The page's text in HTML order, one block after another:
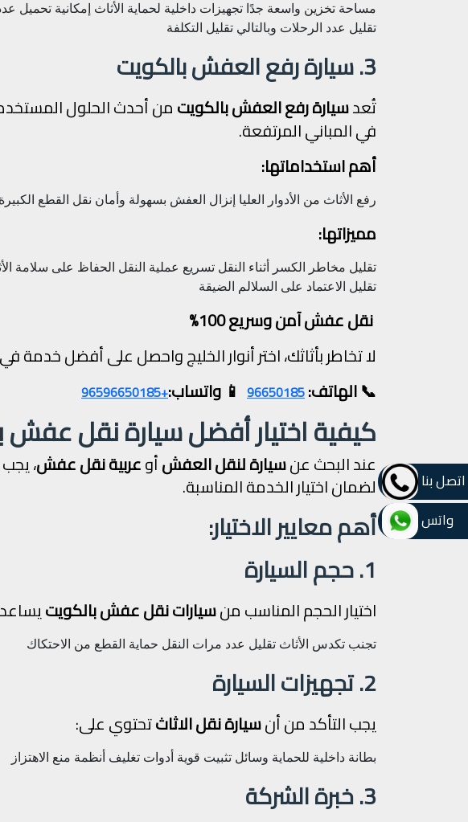
مساحة تخزين واسعة جدًا تجهيزات داخلية لحماية الأثاث إمكانية تحميل
تقليل عدد الرحلات وبالتالي تقليل التكلفة
3. سيارة رفع العفش بالكويت
تُعدسيارة رفع العفش بالكويتمن أحدث الحلول
في المباني المرتفعة.
أهم استخداماتها:
رفع الأثاث من الأدوار العليا إنزال العفش بسهولة وأمان نقل القطع
مميزاتها:
تقليل مخاطر الكسر أثناء النقل تسريع عملية النقل الحفاظ على سلامة
تقليل الاعتماد على السلالم الضيقة
نقل عفش آمن وسريع 100%
لا تخاطر بأثاثك، اختر أنوار الخليج واحصل على أفضل خدمة
📞 الهاتف:96650185 📱 واتساب:+96596650185
كيفية اختيار أفضل سيارة نقل عفش
عند البحث عنسيارة لنقل العفشأوعربية نقل عفش،
لضمان اختيار الخدمة المناسبة.
أهم معايير الاختيار:
1. حجم السيارة
اختيار الحجم المناسب منسيارات نقل عفش بالكويت
تجنب تكدس الأثاث تقليل عدد مرات النقل حماية القطع من الاحتكاك
2. تجهيزات السيارة
يجب التأكد من أنسيارة نقل الاثاثتحتوي على:
بطانة داخلية للحماية وسائل تثبيت قوية أدوات تغليف أنظمة منع الاهتزاز
3. خبرة الشركة
اتصل بنا
واتس